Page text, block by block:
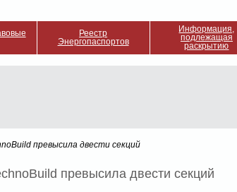
Реестр
Энергопаспортов
Информация,
подлежащая
раскрытию
превысила двести секций
превысила двести секций